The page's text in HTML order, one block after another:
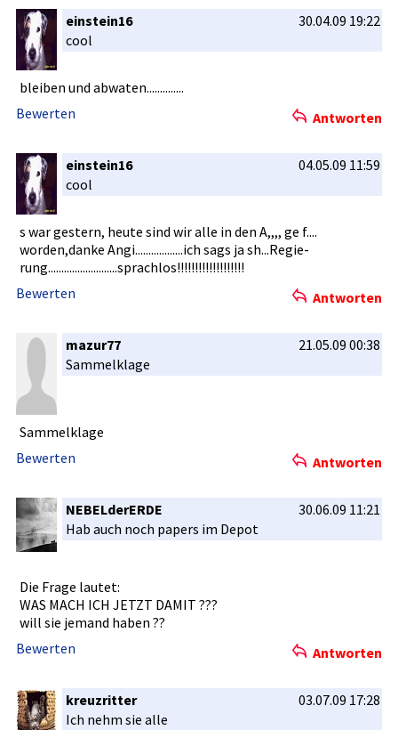
einstein16
30.04.09 19:22
cool
bleiben und abwaten...­..........­.
Bewerten
Antworten
einstein16
04.05.09 11:59
cool
s war gestern, heute sind wir alle in den A,,,, ge f....
worden,dan­ke Angi......­..........­..ich sags ja sh...Regie­
rung......­..........­..........­sprachlos!­!!!!!!!!!!­!!!!!­!!!
Bewerten
Antworten
mazur77
21.05.09 00:38
Sammelklag­e
Sammelklag­e
Bewerten
Antworten
NEBELderERDE
30.06.09 11:21
Hab auch noch papers im Depot
Die Frage lautet:
WAS MACH ICH JETZT DAMIT ???
will sie jemand haben ??
Bewerten
Antworten
kreuzritter
03.07.09 17:28
Ich nehm sie alle